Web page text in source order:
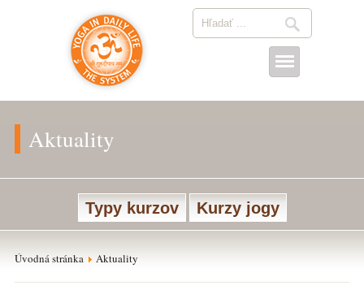
Aktuality
Typy kurzov Kurzy jogy
Úvodná stránka Aktuality